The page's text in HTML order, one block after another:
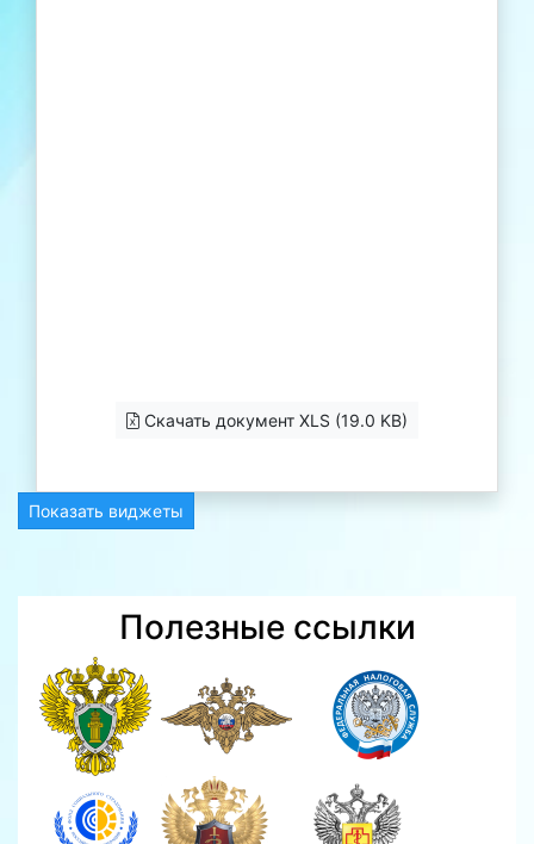
Скачать документ XLS (19.0 KB)
Показать виджеты
Полезные ссылки